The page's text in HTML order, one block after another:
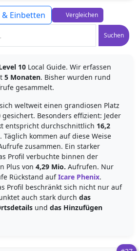
Suchen
& Einbetten Vergleichen
10 Local Guide. Wir erfassen
5 Monaten. Bisher wurden rund
gesammelt.
weltweit einen grandiosen Platz
gesichert. Besonders effizient: Jeder
entspricht durchschnittlich 16,2
Täglich kommen auf diese Weise
zusammen. Ein starker
Profil verbuchte binnen der
Plus von 4,29 Mio. Aufrufen. Nur
Rückstand aufIcare Phenix.
Profil beschränkt sich nicht nur auf
auch stark durch das
und das Hinzufügen